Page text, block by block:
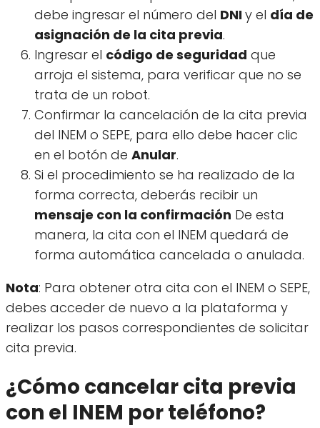
debe ingresar el número del DNIy el día de
asignación de la cita previa.
Ingresar el código de seguridad que
arroja el sistema, para verificar que no se
trata de un robot.
Confirmar la cancelación de la cita previa
del INEM o SEPE, para ello debe hacer clic
en el botón de Anular.
Si el procedimiento se ha realizado de la
forma correcta, deberás recibir un
mensaje con la confirmación De esta
manera, la cita con el INEM quedará de
forma automática cancelada o anulada.
Nota: Para obtener otra cita con el INEM o SEPE,
debes acceder de nuevo a la plataforma y
realizar los pasos correspondientes de solicitar
cita previa.
¿Cómo cancelar cita previa
con el INEM por teléfono?